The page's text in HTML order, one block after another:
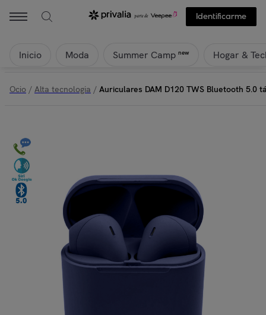
Identificarme
Inicio Moda Summer Camp new Hogar &
Ocio / Alta tecnologia / Auriculares DAM D120 TWS Bluetooth 5.0